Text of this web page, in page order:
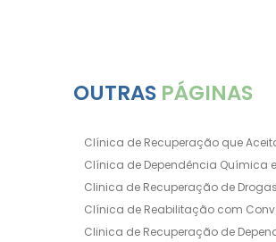
OUTRAS PÁGINAS
Clínica de Recuperação que
Clínica de Dependência Química
Clinica de Recuperação de
Clínica de Reabilitação com
Clinica de Recuperação de